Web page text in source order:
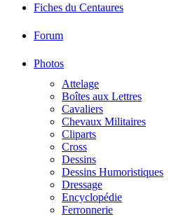
Fiches du Centaures
Forum
Photos
Attelage
Boîtes aux Lettres
Cavaliers
Chevaux Militaires
Cliparts
Cross
Dessins
Dessins Humoristiques
Dressage
Encyclopédie
Ferronnerie